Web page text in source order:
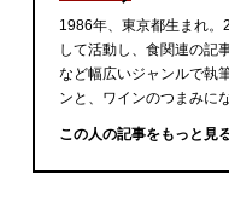
1986年、東京都生まれ。
して活動し、食関連の記
など幅広いジャンルで執
ンと、ワインのつまみに
この人の記事をもっと見